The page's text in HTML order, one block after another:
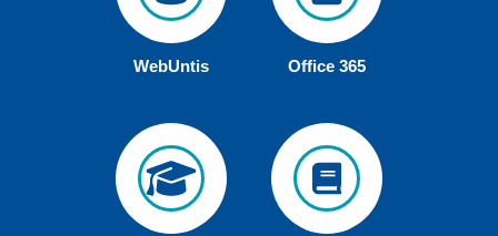
WebUntis Office 365